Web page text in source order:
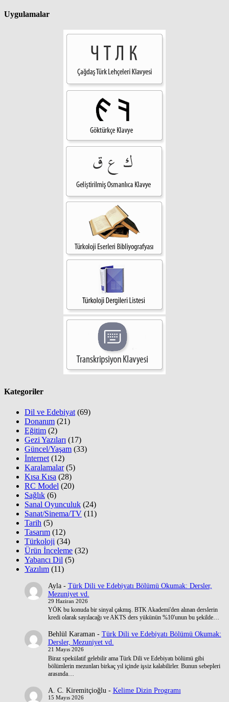
Uygulamalar
Kategoriler
Dil ve Edebiyat (69)
Donanım (21)
Eğitim (2)
Gezi Yazıları (17)
Güncel/Yaşam (33)
İnternet (12)
Karalamalar(5)
Kısa Kısa (28)
RC Model (20)
Sağlık (6)
Sanal Oyunculuk (24)
Sanat/Sinema/TV (11)
Tarih (5)
Tasarım (12)
Türkoloji (34)
Ürün İnceleme (32)
Yabancı Dil (5)
Yazılım (11)
Ayla- Türk Dili ve Edebiyatı Bölümü Okumak: Dersler,
Mezuniyet vd.
29 Haziran 2026
YÖK bu konuda bir sinyal çakmış. BTK Akademi'den alınan derslerin
kredi olarak sayılacağı ve AKTS ders yükünün %10'unun bu şekilde…
Behlül Karaman- Türk Dili ve Edebiyatı Bölümü Okumak:
Dersler, Mezuniyet vd.
21 Mayıs 2026
Biraz spekülatif gelebilir ama Türk Dili ve Edebiyatı bölümü gibi
bölümlerin mezunları birkaç yıl içinde işsiz kalabilirler. Bunun sebepleri
arasında…
A. C. Kiremitçioğlu - Kelime Dizin Programı
15 Mayıs 2026